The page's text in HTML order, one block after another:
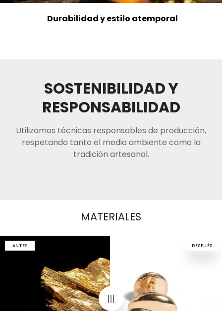
Durabilidad y estilo atemporal
SOSTENIBILIDAD Y
RESPONSABILIDAD
Utilizamos técnicas responsables de producción,
respetando tanto el medio ambiente como la
tradición artesanal.
MATERIALES
ANTES DESPUÉS